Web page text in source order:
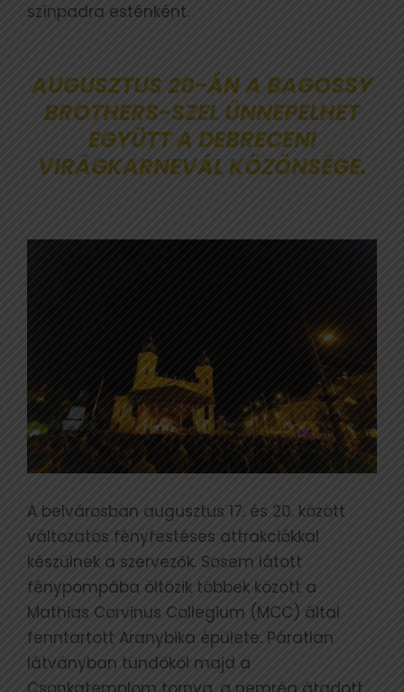
színpadra esténként.
AUGUSZTUS 20-ÁN A BAGOSSY
BROTHERS-SZEL ÜNNEPELHET
EGYÜTT A DEBRECENI
VIRÁGKARNEVÁL KÖZÖNSÉGE.
A belvárosban augusztus 17. és 20. között
változatos fényfestéses attrakciókkal
készülnek a szervezők. Sosem látott
fénypompába öltözik többek között a
Mathias Corvinus Collegium (MCC) által
fenntartott Aranybika épülete. Páratlan
látványban tündököl majd a